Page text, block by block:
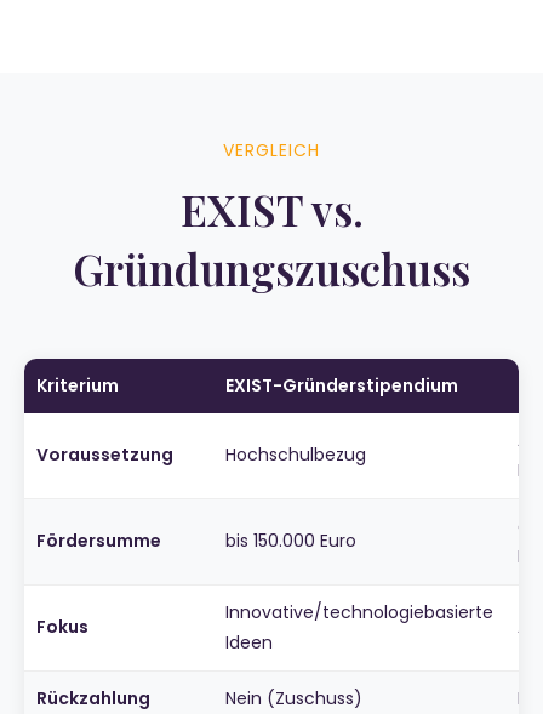
VERGLEICH
EXIST vs.
Gründungszuschuss
Kriterium EXIST-Gründerstipendium
Voraussetzung Hochschulbezug
I)
Fördersumme bis 150.000 Euro
Fokus
Innovative/technologiebasierte
Ideen
Rückzahlung Nein (Zuschuss)